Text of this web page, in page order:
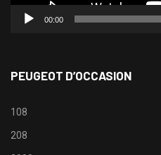
00:00
PEUGEOT D’OCCASION
108
208